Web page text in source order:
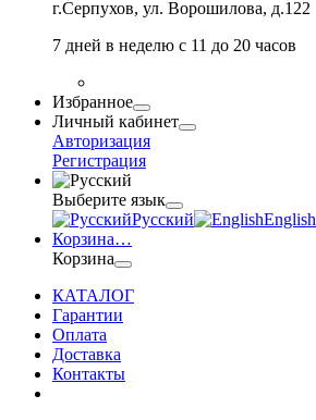
г.Серпухов, ул. Ворошилова, д.122
7 дней в неделю с 11 до 20 часов
Избранное
Личный кабинет
Авторизация
Регистрация
Выберите язык
Русский
English
Корзина…
Корзина
КАТАЛОГ
Гарантии
Оплата
Доставка
Контакты